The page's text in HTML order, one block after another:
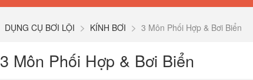
DỤNG CỤ BƠI LỘI KÍNH BƠI 3 Môn Phối Hợp & Bơi Biển
3 Môn Phối Hợp & Bơi Biển